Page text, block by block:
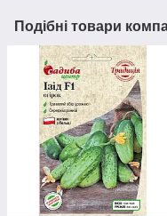
Подібні товари